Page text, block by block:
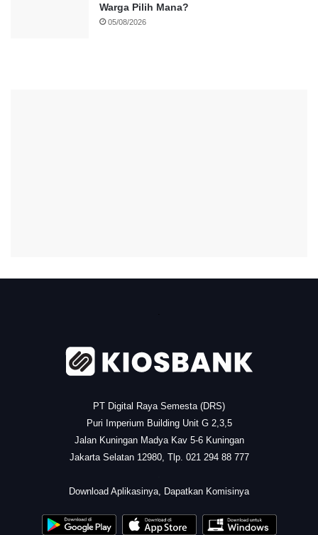
Warga Pilih Mana?
05/08/2026
PT Digital Raya Semesta (DRS)
Puri Imperium Building Unit G 2,3,5
Jalan Kuningan Madya Kav 5-6 Kuningan
Jakarta Selatan 12980, Tlp. 021 294 88 777
Download Aplikasinya, Dapatkan Komisinya